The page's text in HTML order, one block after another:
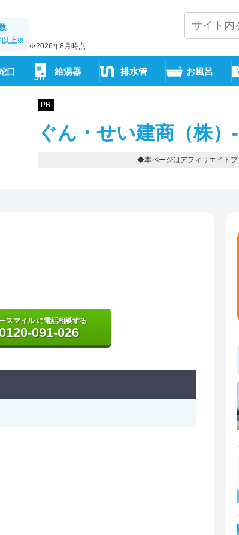
上※
※2026年8月時点
口 給湯器 排水管 お風呂
PR
ぐん・せい建商（株）
◆本ページはアフィリエイトプ
スマイル に電話相談する
091-026